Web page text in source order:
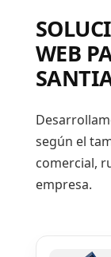
WEB
según el
comercial,
empresa.